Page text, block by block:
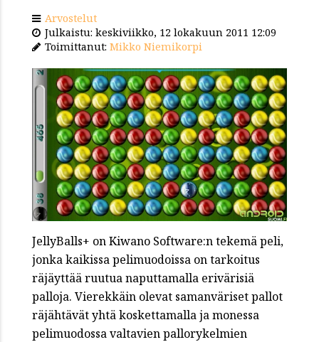
Arvostelut
Julkaistu: keskiviikko, 12 lokakuun 2011 12:09
Toimittanut: Mikko Niemikorpi
JellyBalls+ on Kiwano Software:n tekemä peli,
jonka kaikissa pelimuodoissa on tarkoitus
räjäyttää ruutua naputtamalla erivärisiä
palloja. Vierekkäin olevat samanväriset pallot
räjähtävät yhtä koskettamalla ja monessa
pelimuodossa valtavien pallorykelmien